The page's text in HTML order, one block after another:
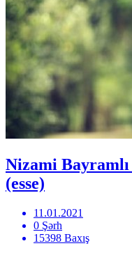
Nizami
(esse)
11.01.2021
0 Şərh
15398 Baxış